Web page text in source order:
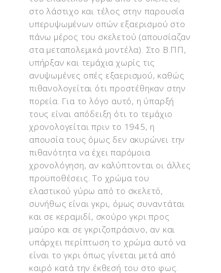
στο λάστιχο και τέλος στην παρουσία
υπερυψωμένων οπών εξαερισμού στο
πάνω μέρος του σκελετού (απουσίαζαν
στα μεταπολεμικά μοντέλα). Στο Β.ΠΠ,
υπήρξαν και τεμάχια χωρίς τις
ανυψωμένες οπές εξαερισμού, καθώς
πιθανολογείται ότι προστέθηκαν στην
πορεία. Για το λόγο αυτό, η ύπαρξή
τους είναι απόδειξη ότι το τεμάχιο
χρονολογείται πριν το 1945, η
απουσία τους όμως δεν ακυρώνει την
πιθανότητα να έχει παρόμοια
χρονολόγηση, αν καλύπτονται οι άλλες
προϋποθέσεις. Το χρώμα του
ελαστικού γύρω από το σκελετό,
συνήθως είναι γκρι, όμως συναντάται
και σε κεραμιδί, σκούρο γκρι προς
μαύρο και σε γκριζοπράσινο, αν και
υπάρχει περίπτωση το χρώμα αυτό να
είναι το γκρι όπως γίνεται μετά από
καιρό κατά την έκθεσή του στο φως.